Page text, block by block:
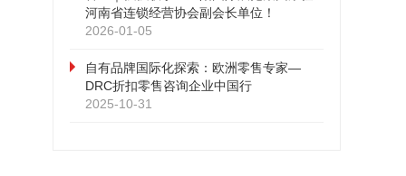
河南省连锁经营协会副会长单位！
2026-01-05
自有品牌国际化探索：欧洲零售专家—
DRC折扣零售咨询企业中国行
2025-10-31